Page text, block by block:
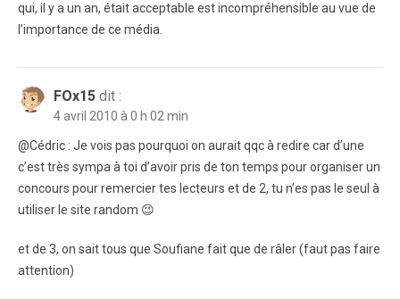
qui, il y a un an, était acceptable est incompréhensible au vue de
l’importance de ce média.
FOx15 dit :
4 avril 2010 à 0 h 02 min
@Cédric : Je vois pas pourquoi on aurait qqc à redire car d’une
c’est très sympa à toi d’avoir pris de ton temps pour organiser un
concours pour remercier tes lecteurs et de 2, tu n’es pas le seul à
utiliser le site random 😉
et de 3, on sait tous que Soufiane fait que de râler (faut pas faire
attention)